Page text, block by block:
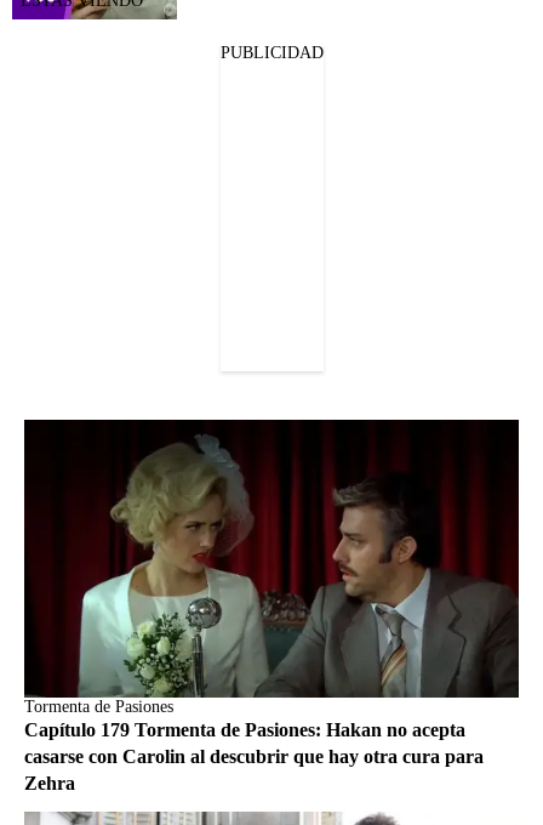
PUBLICIDAD
Tormenta de Pasiones
Capítulo 179 Tormenta de Pasiones: Hakan no acepta
casarse con Carolin al descubrir que hay otra cura para
Zehra